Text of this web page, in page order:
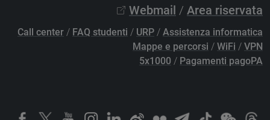
Webmail / Area riservata
Call center / FAQ studenti / URP / Assistenza informatica
Mappe e percorsi / WiFi / VPN
5x1000 / Pagamenti pagoPA